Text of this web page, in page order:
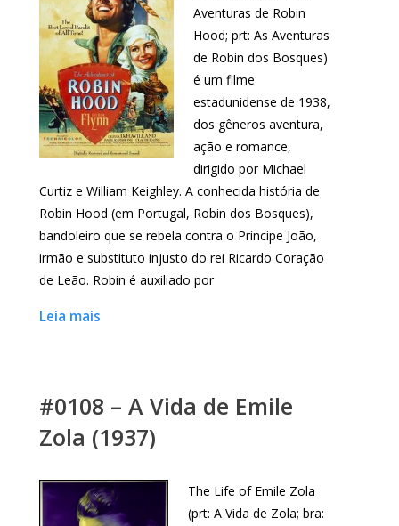
Aventuras de Robin
Hood; prt: As Aventuras
de Robin dos Bosques)
é um filme
estadunidense de 1938,
dos gêneros aventura,
ação e romance,
dirigido por Michael
Curtiz e William Keighley. A conhecida história de
Robin Hood (em Portugal, Robin dos Bosques),
bandoleiro que se rebela contra o Príncipe João,
irmão e substituto injusto do rei Ricardo Coração
de Leão. Robin é auxiliado por
Leia mais
#0108 – A Vida de Emile
Zola (1937)
The Life of Emile Zola
(prt: A Vida de Zola; bra: